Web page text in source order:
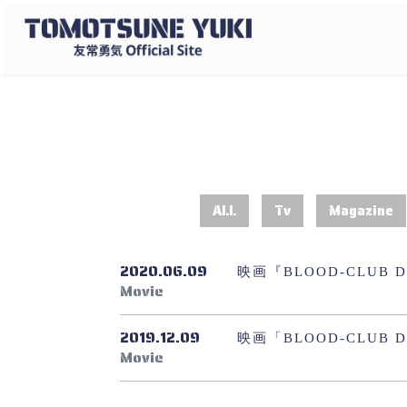
ALL Tv Magazine
2020.06.09
Movie
映画『BLOOD-CLUB
2019.12.09
Movie
映画「BLOOD-CLUB